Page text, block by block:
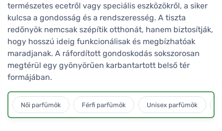
természetes ecetről vagy speciális eszközökről, a siker
kulcsa a gondosság és a rendszeresség. A tiszta
redőnyök nemcsak szépítik otthonát, hanem biztosítják,
hogy hosszú ideig funkcionálisak és megbízhatóak
maradjanak. A ráfordított gondoskodás sokszorosan
megtérül egy gyönyörűen karbantartott belső tér
formájában.
Női parfümök Férfi parfümök Unisex parfümök